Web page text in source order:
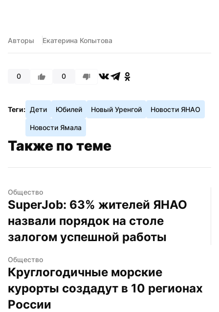
Авторы Екатерина Копытова
0 0
Теги: Дети Юбилей Новый Уренгой Новости ЯНАО
Новости Ямала
Также по теме
Общество
SuperJob: 63% жителей ЯНАО
назвали порядок на столе
залогом успешной работы
Общество
Круглогодичные морские
курорты создадут в 10 регионах
России